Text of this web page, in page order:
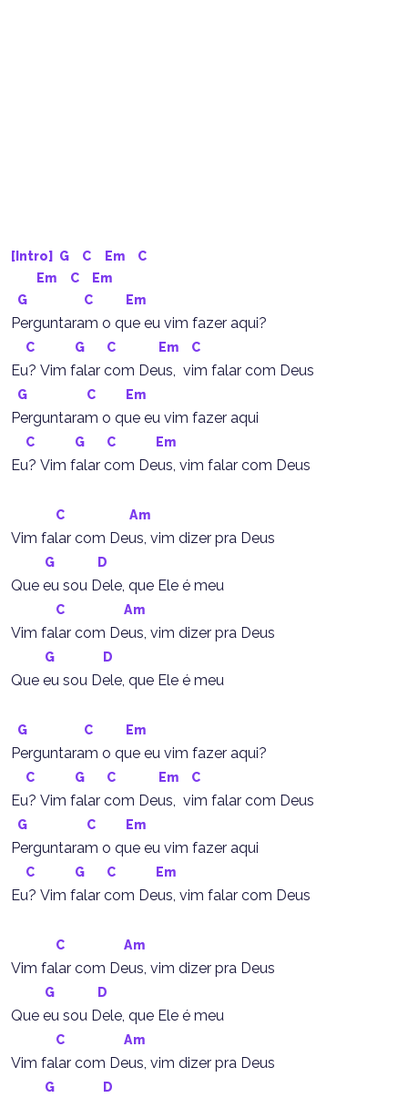
[Intro] G C Em
C
Em
C
Em
G
C Em
Perguntaram o que eu vim fazer aqui?
C G C Em C
Eu? Vim falar com Deus,  vim falar com Deus
G C Em
Perguntaram o que eu vim fazer aqui
C G C Em
Eu? Vim falar com Deus, vim falar com Deus
C Am
Vim falar com Deus, vim dizer pra Deus
G D
Que eu sou Dele, que Ele é meu
C Am
Vim falar com Deus, vim dizer pra Deus
G D
Que eu sou Dele, que Ele é meu
G C Em
Perguntaram o que eu vim fazer aqui?
C G C Em C
Eu? Vim falar com Deus,  vim falar com Deus
G C Em
Perguntaram o que eu vim fazer aqui
C G C Em
Eu? Vim falar com Deus, vim falar com Deus
C Am
Vim falar com Deus, vim dizer pra Deus
G D
Que eu sou Dele, que Ele é meu
C Am
Vim falar com Deus, vim dizer pra Deus
G D